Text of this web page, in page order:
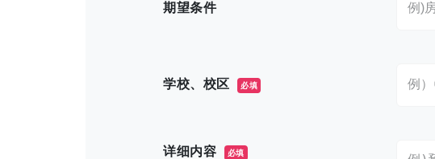
期望条件
学校、校区 必填
详细内容 必填